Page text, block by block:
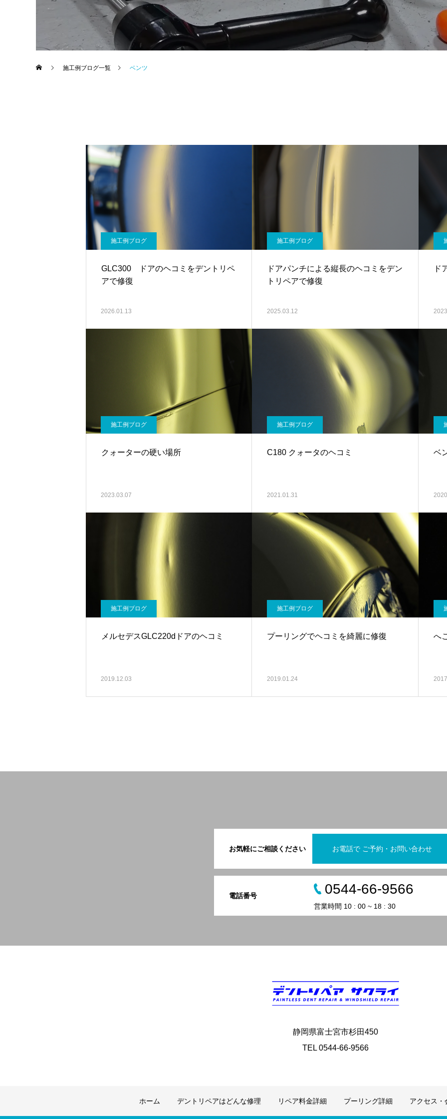
施工例ブログ一覧 ベンツ
施工例ブログ
GLC300 ドアのヘコミをデントリペ
アで修復
2026.01.13
施工例ブログ
ドアパンチによる縦長のヘコミをデン
トリペアで修復
2025.03.12
ド
施工例ブログ
クォーターの硬い場所
2023.03.07
施工例ブログ
C180 クォータのヘコミ
2021.01.31
ベ
施工例ブログ
メルセデスGLC220dドアのヘコミ
2019.12.03
施工例ブログ
プーリングでヘコミを綺麗に修復
2019.01.24
へ
お気軽にご相談ください お電話で ご予約・お問い合わせ
電話番号 0544-66-9566
営業時間 10 : 00 ~ 18 : 30
静岡県富士宮市杉田450
TEL 0544-66-9566
ホーム デントリペアはどんな修理 リペア料金詳細 プーリング詳細 アクセス・